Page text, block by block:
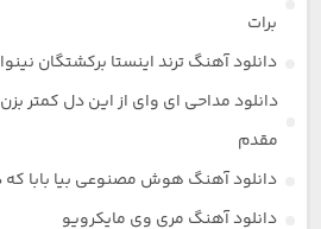
برات
دانلود آهنگ ترند اینستا برکشتگان
دانلود مداحی ای وای از این دل کمتر
مقدم
دانلود آهنگ هوش مصنوعی بیا بابا که
دانلود آهنگ مری وی مایکرویو